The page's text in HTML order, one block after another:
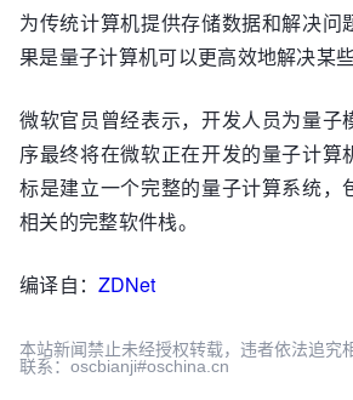
为传统计算机提供存储数据和解决问
果是量子计算机可以更高效地解决某
微软官员曾经表示，开发人员为量子
序最终将在微软正在开发的量子计算
标是建立一个完整的量子计算系统，
相关的完整软件栈。
编译自：ZDNet
本站新闻禁止未经授权转载，违者依法追究
联系：oscbianji#oschina.cn